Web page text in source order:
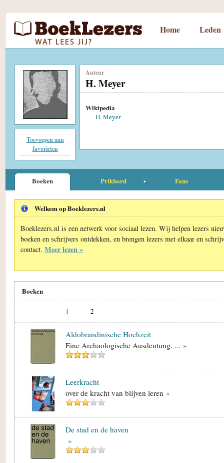
Home Leden
Toevoegen aan
favorieten
Auteur
H. Meyer
Wikipedia
H. Meyer
Boeken Prikbord Fans
Welkom op Boeklezers.nl
Boeklezers.nl is een netwerk voor sociaal lezen. Wij helpen lezers
boeken en schrijvers ontdekken, en brengen lezers met elkaar en
contact. Meer lezen »
Boeken
1 2
Aldobrandinische Hochzeit
Eine Archaologische Ausdeutung. ... »
Leerkracht
over de kracht van blijven leren »
De stad en de haven
»